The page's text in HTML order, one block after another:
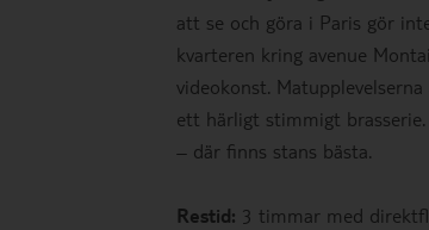
att se och göra i Paris gör
kvarteren kring avenue
videokonst.
ett härligt stimmigt
– där finns stans bästa.
Restid: 3 timmar med